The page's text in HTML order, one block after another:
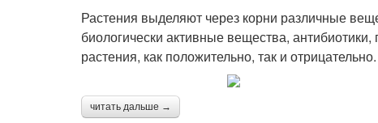
Растения выделяют через корни различные
биологически активные вещества,
растения, как положительно, так и отрицательно.
читать дальше →